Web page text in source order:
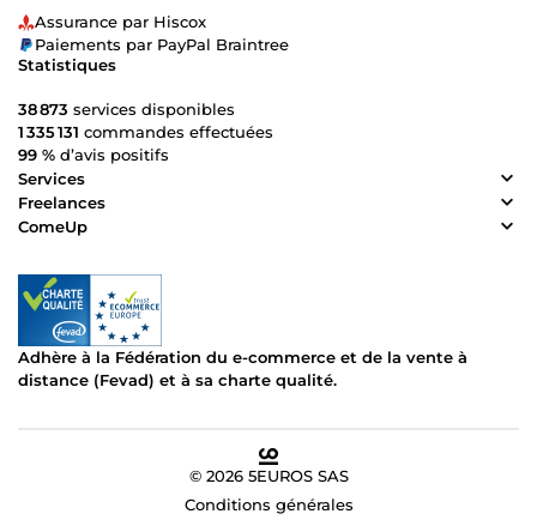
Assurance par Hiscox
Paiements par PayPal Braintree
Statistiques
38 873 services disponibles
1 335 131 commandes effectuées
99 % d’avis positifs
Services
Freelances
ComeUp
Adhère à la Fédération du e-commerce et de la vente à
distance (Fevad) et à sa charte qualité.
© 2026 5EUROS SAS
Conditions générales